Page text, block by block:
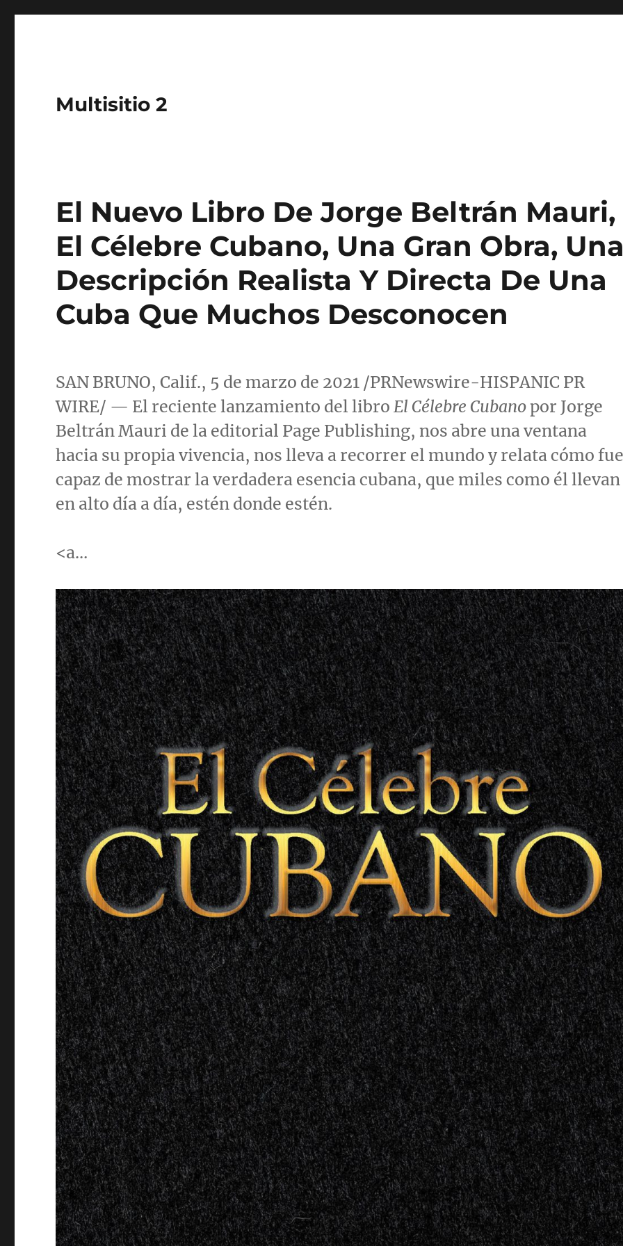
Multisitio 2
El Nuevo Libro De Jorge Beltrán Mauri,
El Célebre Cubano, Una Gran Obra,
Descripción Realista Y Directa De Una
Cuba Que Muchos Desconocen
SAN BRUNO, Calif., 5 de marzo de 2021 /PRNewswire-HISPANIC PR
WIRE/ — El reciente lanzamiento del libroEl Célebre Cubanopor Jorge
BeltránMauri de la editorial Page Publishing, nos abre una ventana
hacia su propia vivencia, nos lleva a recorrer el mundo y relata cómo
capaz de mostrar la verdadera esencia cubana, que miles como él llevan
en alto día a día, estén donde estén.
<a…